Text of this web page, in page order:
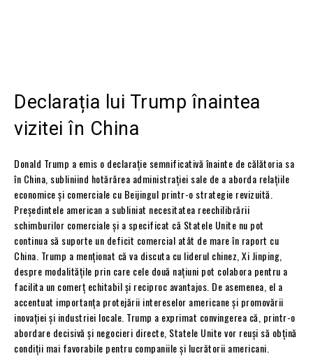
Declarația lui Trump înaintea
vizitei în China
Donald Trump a emis o declarație semnificativă înainte de călătoria sa
în China, subliniind hotărârea administrației sale de a aborda relațiile
economice și comerciale cu Beijingul printr-o strategie revizuită.
Președintele american a subliniat necesitatea reechilibrării
schimburilor comerciale și a specificat că Statele Unite nu pot
continua să suporte un deficit comercial atât de mare în raport cu
China. Trump a menționat că va discuta cu liderul chinez, Xi Jinping,
despre modalitățile prin care cele două națiuni pot colabora pentru a
facilita un comerț echitabil și reciproc avantajos. De asemenea, el a
accentuat importanța protejării intereselor americane și promovării
inovației și industriei locale. Trump a exprimat convingerea că, printr-o
abordare decisivă și negocieri directe, Statele Unite vor reuși să obțină
condiții mai favorabile pentru companiile și lucrătorii americani.